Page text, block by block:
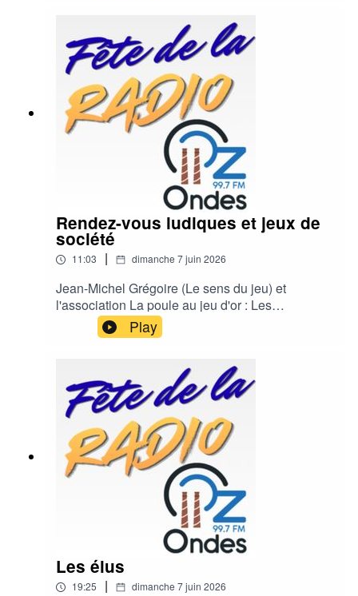
Rendez-vous ludiques et jeux de
société
11:03 | dimanche 7 juin 2026
Jean-Michel Grégoire (Le sens du jeu) et
l'association La poule au jeu d'or : Les
intervenants partagent leurs recommandations
de jeux pour l'été et annoncent les animations
prévues, comme le championnat de Vélonimo
Play
Les élus
19:25 | dimanche 7 juin 2026